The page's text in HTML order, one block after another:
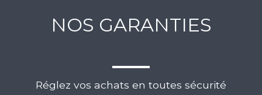
NOS GARANTIES
Réglez vos achats en toutes sécurité